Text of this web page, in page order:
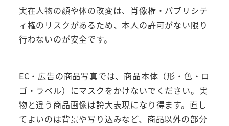
実在人物の顔や体の改変は、肖像権・パブリシテ
ィ権のリスクがあるため、本人の許可がない限り
行わないのが安全です。
EC・広告の商品写真では、商品本体（形・色・ロ
ゴ・ラベル）にマスクをかけないでください。実
物と違う商品画像は誇大表現になり得ます。直し
てよいのは背景や写り込みなど、商品以外の部分